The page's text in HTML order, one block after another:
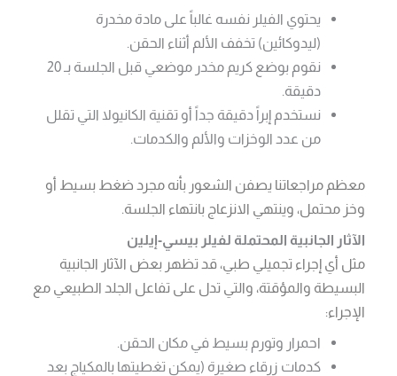
يحتوي الفيلر نفسه غالباً على مادة مخدرة
(ليدوكائين) تخفف الألم أثناء الحقن.
نقوم بوضع كريم مخدر موضعي قبل الجلسة بـ 20
دقيقة.
نستخدم إبراً دقيقة جداً أو تقنية الكانيولا التي تقلل
من عدد الوخزات والألم والكدمات.
معظم مراجعاتنا يصفن الشعور بأنه مجرد ضغط بسيط أو
وخز محتمل، وينتهي الانزعاج بانتهاء الجلسة.
الآثار الجانبية المحتملة لفيلر بيسي-إيلين
مثل أي إجراء تجميلي طبي، قد تظهر بعض الآثار الجانبية
البسيطة والمؤقتة، والتي تدل على تفاعل الجلد الطبيعي مع
الإجراء:
احمرار وتورم بسيط في مكان الحقن.
كدمات زرقاء صغيرة (يمكن تغطيتها بالمكياج بعد